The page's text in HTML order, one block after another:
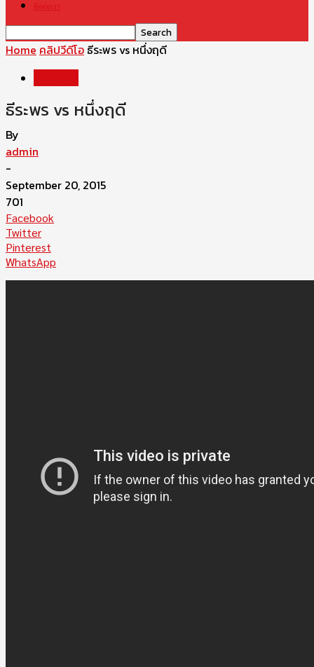
ติดต่อเรา
Home คลิปวีดีโอ ธีระพร vs หนึ่งฤดี
ธีระพร vs หนึ่งฤดี
By
admin
-
September 20, 2015
701
Facebook
Twitter
Pinterest
WhatsApp